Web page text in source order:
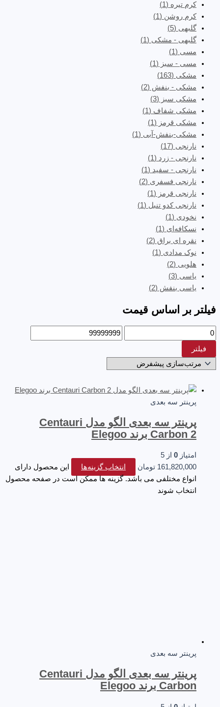
کرم تیره (1)
کرم روشن (1)
گلبهی (5)
گلبهی - مشکی (1)
مسی (1)
مسی - سبز (1)
مشکی (163)
مشکی - بنفش (2)
مشکی سبز (3)
مشکی شفاف (1)
مشکی قرمز (1)
مشکی-بنفش-آبی (1)
نارنجی (17)
نارنجی - زرد (1)
نارنجی - سفید (1)
نارنجی فسفری (2)
نارنجی قرمز (1)
نارنجی کدو تنبل (1)
نخودی (1)
نسکافه‌ای (1)
نقره ای براق (2)
نوک مدادی (1)
هلویی (2)
یاسی (3)
یاسی بنفش (2)
فیلتر بر اساس قیمت
فیلتر
پرینتر سه‌ بعدی
پرینتر سه بعدی الگو مدل Centauri
Carbon 2 برند Elegoo
امتیاز 0 از 5
161,820,000 تومان انتخاب گزینه‌ها
این محصول دارای
انواع مختلفی می باشد. گزینه ها ممکن است در صفحه محصول
انتخاب شوند
پرینتر سه‌ بعدی
پرینتر سه بعدی الگو مدل Centauri
Carbon برند Elegoo